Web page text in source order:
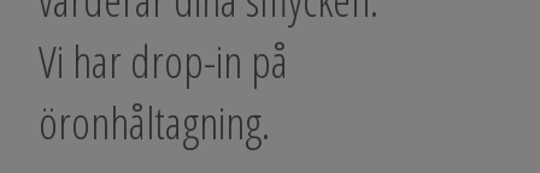
Vi har drop-in på
öronhåltagning.